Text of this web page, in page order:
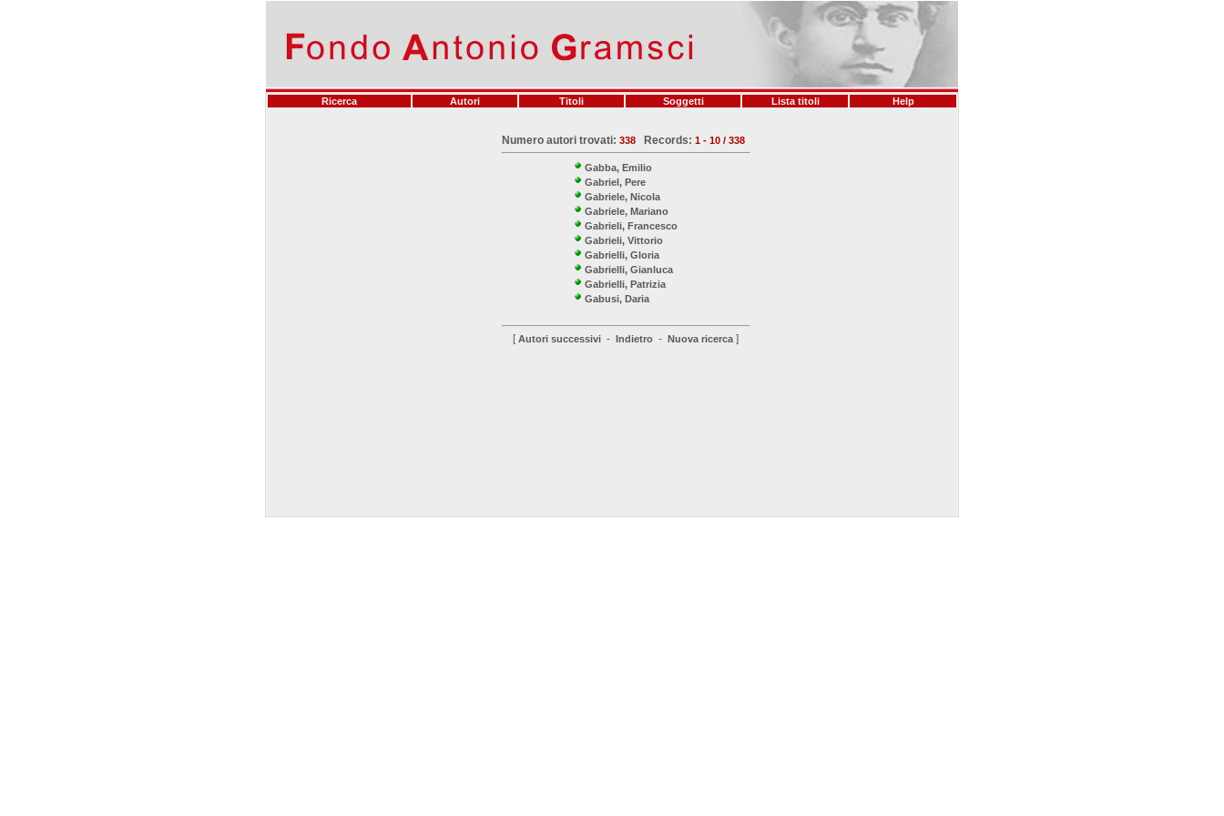
Ricerca Autori Titoli Soggetti Lista titoli Help
Numero autori trovati: 338 Records: 1 - 10 / 338
Gabba, Emilio
Gabriel, Pere
Gabriele, Nicola
Gabriele, Mariano
Gabrieli, Francesco
Gabrieli, Vittorio
Gabrielli, Gloria
Gabrielli, Gianluca
Gabrielli, Patrizia
Gabusi, Daria
[Autori successivi -Indietro -Nuova ricerca]